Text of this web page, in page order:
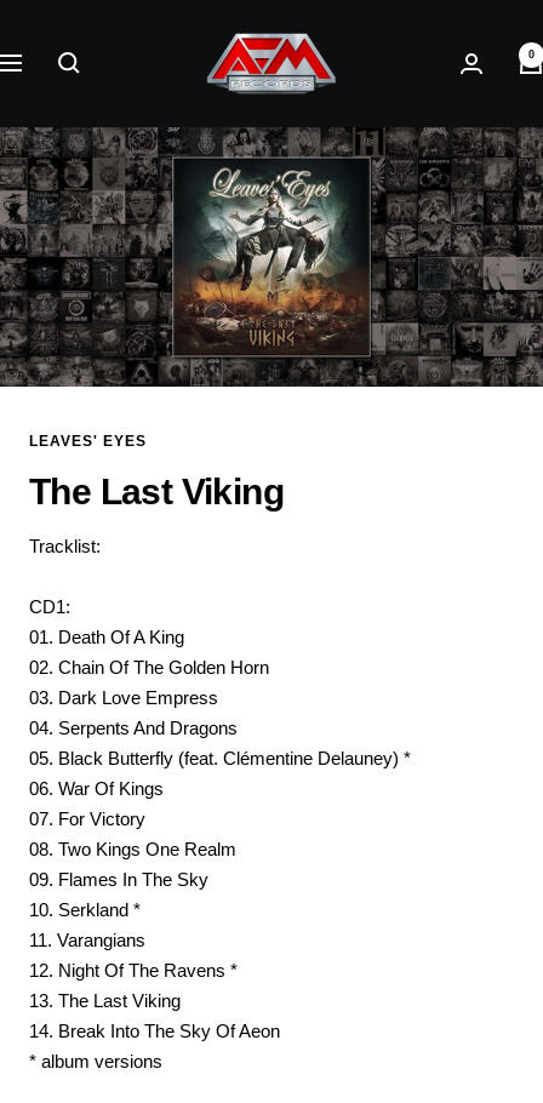
Inhalt
Navigation
AFM
Records
0
LEAVES' EYES
The Last Viking
Tracklist:
CD1:
01. Death Of A King
02. Chain Of The Golden Horn
03. Dark Love Empress
04. Serpents And Dragons
05. Black Butterfly (feat. Clémentine Delauney) *
06. War Of Kings
07. For Victory
08. Two Kings One Realm
09. Flames In The Sky
10. Serkland *
11. Varangians
12. Night Of The Ravens *
13. The Last Viking
14. Break Into The Sky Of Aeon
* album versions